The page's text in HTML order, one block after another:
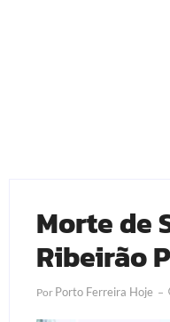
Morte de
Ribeirão
Por Porto Ferreira Hoje